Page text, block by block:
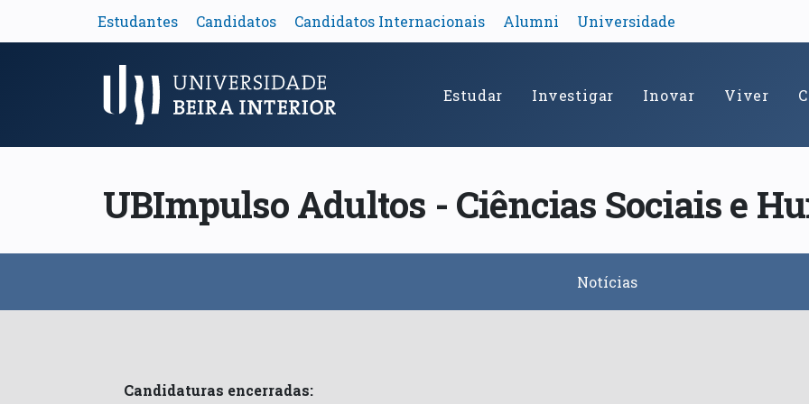
Estudantes Candidatos Candidatos Internacionais Alumni Universidade
Menu Principal Estudar Investigar Inovar Viver
UBImpulso Adultos - Ciências Sociais e
Notícias
Candidaturas encerradas: